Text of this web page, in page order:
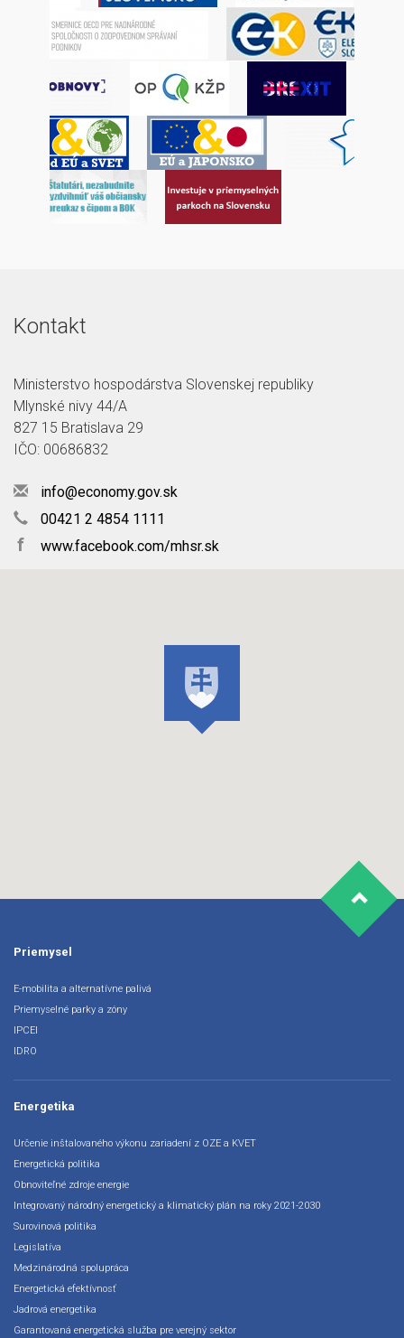
Kontakt
Ministerstvo hospodárstva Slovenskej republiky
Mlynské nivy 44/A
827 15 Bratislava 29
IČO: 00686832
info@economy.gov.sk
00421 2 4854 1111
f www.facebook.com/mhsr.sk
Priemysel
E-mobilita a alternatívne palivá
Priemyselné parky a zóny
IPCEI
IDRO
Energetika
Určenie inštalovaného výkonu zariadení z OZE a KVET
Energetická politika
Obnoviteľné zdroje energie
Integrovaný národný energetický a klimatický plán na roky 2021-2030
Surovinová politika
Legislatíva
Medzinárodná spolupráca
Energetická efektívnosť
Jadrová energetika
Garantovaná energetická služba pre verejný sektor